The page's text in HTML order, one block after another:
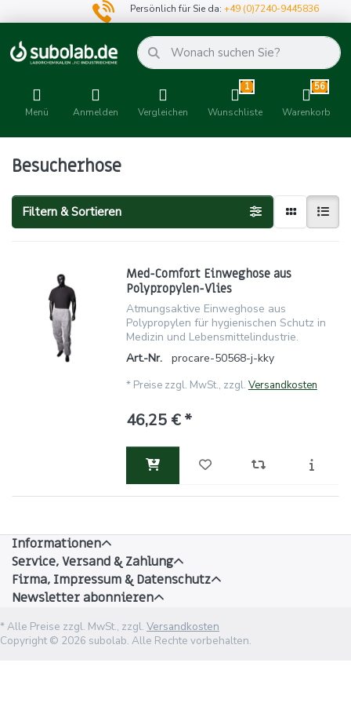
Persönlich für Sie da:+49 (0)7240-9445836
Menü Anmelden Vergleichen
1
Wunschliste
56
Warenkorb
Besucherhose
Filtern & Sortieren
Med-Comfort Einweghose aus
Polypropylen-Vlies
Atmungsaktive Einweghose aus
Polypropylen für hygienischen Schutz in
Medizin und Lebensmittelindustrie.
Art.-Nr.
procare-50568-j-kky
* Preise zzgl. MwSt., zzgl. Versandkosten
46,25 € *
Informationen
Service, Versand & Zahlung
Firma, Impressum & Datenschutz
Newsletter abonnieren
* Alle Preise zzgl. MwSt., zzgl. Versandkosten
Copyright © 2026 subolab. Alle Rechte vorbehalten.